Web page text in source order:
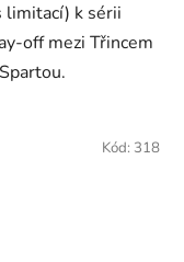
limitací) k sérii
off mezi Třincem
Kód: 318